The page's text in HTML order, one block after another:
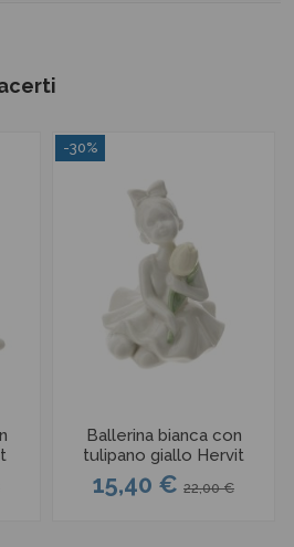
-30%
Ballerina bianca con
tulipano giallo Hervit
15,40 € 22,00 €